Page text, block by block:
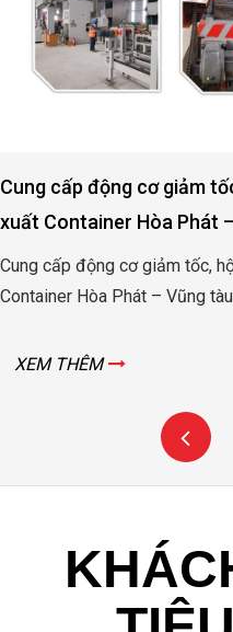
xuất Container Hòa Phát
Cung cấp động cơ giảm tốc,
Container Hòa Phát – Vũng tàu